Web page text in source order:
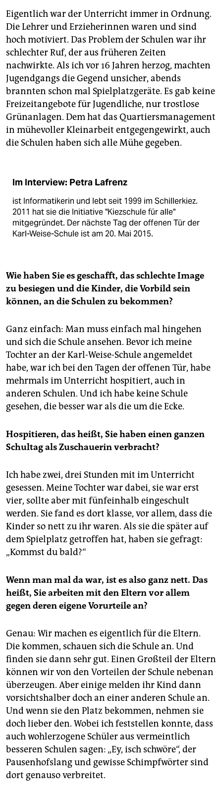
Eigentlich war der Unterricht immer in Ordnung.
Die Lehrer und Erzieherinnen waren und sind
hoch motiviert. Das Problem der Schulen war ihr
schlechter Ruf, der aus früheren Zeiten
nachwirkte. Als ich vor 16 Jahren herzog, machten
Jugendgangs die Gegend unsicher, abends
brannten schon mal Spielplatzgeräte. Es gab keine
Freizeitangebote für Jugendliche, nur trostlose
Grünanlagen. Dem hat das Quartiersmanagement
in mühevoller Kleinarbeit entgegengewirkt, auch
die Schulen haben sich alle Mühe gegeben.
Im Interview: Petra Lafrenz
ist Informatikerin und lebt seit 1999 im Schillerkiez.
2011 hat sie die Initiative "Kiezschule für alle"
mitgegründet. Der nächste Tag der offenen Tür der
Karl-Weise-Schule ist am 20. Mai 2015.
Wie haben Sie es geschafft, das schlechte Image
zu besiegen und die Kinder, die Vorbild sein
können, an die Schulen zu bekommen?
Ganz einfach: Man muss einfach mal hingehen
und sich die Schule ansehen. Bevor ich meine
Tochter an der Karl-Weise-Schule angemeldet
habe, war ich bei den Tagen der offenen Tür, habe
mehrmals im Unterricht hospitiert, auch in
anderen Schulen. Und ich habe keine Schule
gesehen, die besser war als die um die Ecke.
Hospitieren, das heißt, Sie haben einen ganzen
Schultag als Zuschauerin verbracht?
Ich habe zwei, drei Stunden mit im Unterricht
gesessen. Meine Tochter war dabei, sie war erst
vier, sollte aber mit fünfeinhalb eingeschult
werden. Sie fand es dort klasse, vor allem, dass die
Kinder so nett zu ihr waren. Als sie die später auf
dem Spielplatz getroffen hat, haben sie gefragt:
„Kommst du bald?“
Wenn man mal da war, ist es also ganz nett. Das
heißt, Sie arbeiten mit den Eltern vor allem
gegen deren eigene Vorurteile an?
Genau: Wir machen es eigentlich für die Eltern.
Die kommen, schauen sich die Schule an. Und
finden sie dann sehr gut. Einen Großteil der Eltern
können wir von den Vorteilen der Schule nebenan
überzeugen. Aber einige melden ihr Kind dann
vorsichtshalber doch an einer anderen Schule an.
Und wenn sie den Platz bekommen, nehmen sie
doch lieber den. Wobei ich feststellen konnte, dass
auch wohlerzogene Schüler aus vermeintlich
besseren Schulen sagen: „Ey, isch schwöre“, der
Pausenhofslang und gewisse Schimpfwörter sind
dort genauso verbreitet.